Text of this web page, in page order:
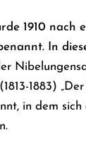
1910 nach
In
1883)
in dem sich